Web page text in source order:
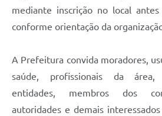
mediante inscrição no local
conforme orientação da
A Prefeitura convida moradores,
saúde, profissionais da área,
entidades, membros dos
autoridades e demais